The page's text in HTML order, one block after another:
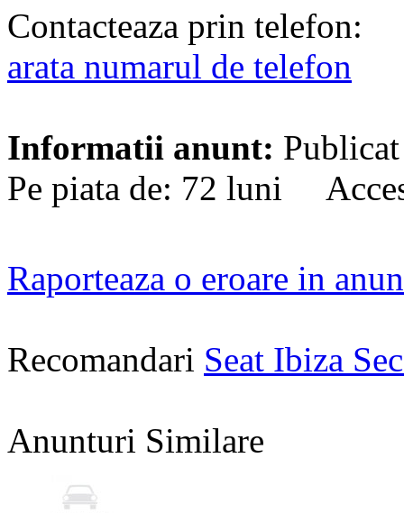
Contacteaza prin telefon:
arata numarul de telefon
Informatii anunt:
Pe piata de: 72 luni
Raporteaza o eroare in
Recomandari Seat Ibiza
Anunturi Similare